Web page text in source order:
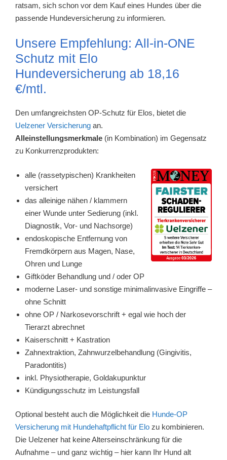
ratsam, sich schon vor dem Kauf eines Hundes über die
passende Hundeversicherung zu informieren.
Unsere Empfehlung: All-in-ONE
Schutz mit Elo
Hundeversicherung ab 18,16
€/mtl.
Den umfangreichsten OP-Schutz für Elos, bietet die
Uelzener Versicherung an.
Alleinstellungsmerkmale (in Kombination) im Gegensatz
zu Konkurrenzprodukten:
alle (rassetypischen) Krankheiten
versichert
das alleinige nähen / klammern
einer Wunde unter Sedierung (inkl.
Diagnostik, Vor- und Nachsorge)
endoskopische Entfernung von
Fremdkörpern aus Magen, Nase,
Ohren und Lunge
Giftköder Behandlung und / oder OP
moderne Laser- und sonstige minimalinvasive Eingriffe –
ohne Schnitt
ohne OP / Narkosevorschrift + egal wie hoch der
Tierarzt abrechnet
Kaiserschnitt + Kastration
Zahnextraktion, Zahnwurzelbehandlung (Gingivitis,
Paradontitis)
inkl. Physiotherapie, Goldakupunktur
Kündigungsschutz im Leistungsfall
Optional besteht auch die Möglichkeit die Hunde-OP
Versicherung mit Hundehaftpflicht für Elo zu kombinieren.
Die Uelzener hat keine Alterseinschränkung für die
Aufnahme – und ganz wichtig – hier kann Ihr Hund alt